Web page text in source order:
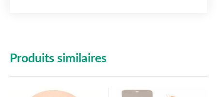
Produits similaires